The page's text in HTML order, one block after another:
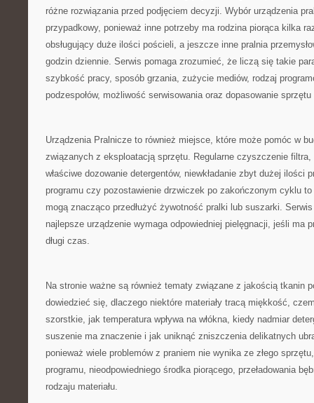
różne rozwiązania przed podjęciem decyzji. Wybór urządzenia
przypadkowy, ponieważ inne potrzeby ma rodzina piorąca kilka
obsługujący duże ilości pościeli, a jeszcze inne pralnia
godzin dziennie. Serwis pomaga zrozumieć, że liczą się takie
szybkość pracy, sposób grzania, zużycie mediów, rodzaj
podzespołów, możliwość serwisowania oraz dopasowanie
Urządzenia Pralnicze to również miejsce, które może pomóc w
związanych z eksploatacją sprzętu. Regularne czyszczenie
właściwe dozowanie detergentów, niewkładanie zbyt dużej ilości
programu czy pozostawienie drzwiczek po zakończonym cyklu to
mogą znacząco przedłużyć żywotność pralki lub suszarki.
najlepsze urządzenie wymaga odpowiedniej pielęgnacji, jeśli ma
długi czas.
Na stronie ważne są również tematy związane z jakością tkanin
dowiedzieć się, dlaczego niektóre materiały tracą miękkość,
szorstkie, jak temperatura wpływa na włókna, kiedy nadmiar
suszenie ma znaczenie i jak uniknąć zniszczenia delikatnych
ponieważ wiele problemów z praniem nie wynika ze złego
programu, nieodpowiedniego środka piorącego, przeładowania
rodzaju materiału.